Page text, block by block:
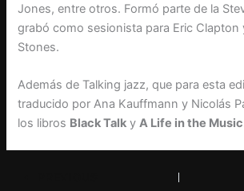
Jones, entre otros. Formó parte de la
grabó como sesionista para Eric Clapton
Stones.
Además de Talking jazz, que para esta
traducido por Ana Kauffmann y Nicolás
los libros Black Talk yA Life in the Music